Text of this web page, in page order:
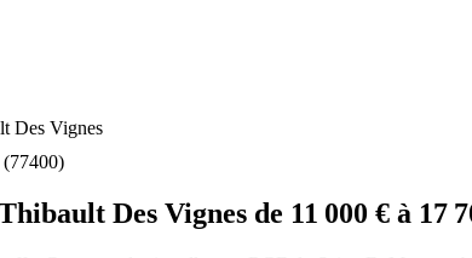
Des Vignes
(77400)
Des Vignes de 11 000 € à 17